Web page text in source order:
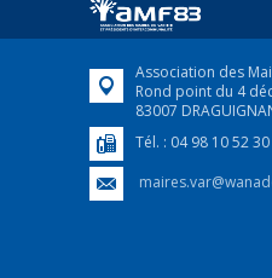
FEUILLETER
Association des
Rond point du 4
83007
Tél. : 04 98 10 52